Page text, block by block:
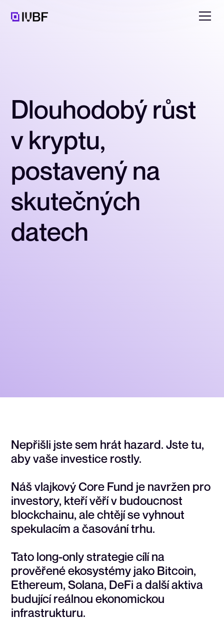
Dlouhodobýrůst
vkryptu,
postavenýna
skutečných
datech
Nepřišli jstesem hrát hazard. Jstetu,
abyvaše investice rostly.
NášvlajkovýCore Fund je navržen pro
investory, kteřívěřív budoucnost
blockchainu, alechtějísevyhnout
spekulacím ačasovánítrhu.
Tato long-onlystrategiecílí na
prověřenéekosystémy jako Bitcoin,
Ethereum, Solana, DeFi adalšíaktiva
budující reálnou ekonomickou
infrastrukturu.